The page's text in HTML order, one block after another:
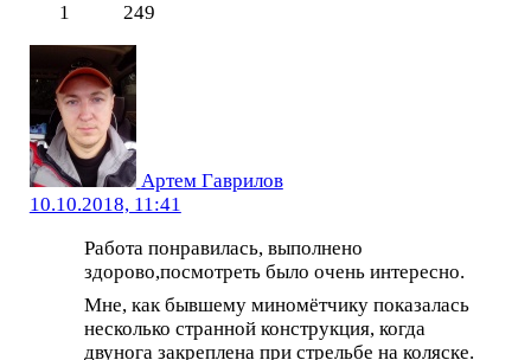
1
249
Артем Гаврилов
10.10.2018, 11:41
Работа понравилась, выполнено
здорово,посмотреть было очень интересно.
Мне, как бывшему миномётчику показалась
несколько странной конструкция, когда
двунога закреплена при стрельбе на коляске.